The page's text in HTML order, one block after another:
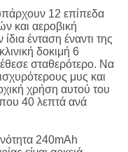
12 επίπεδα
και αεροβική
ένταση έναντι της
δοκιμή 6
σταθερότερο. Να
μυς και
χρήση αυτού του
40 λεπτά ανά
240mAh